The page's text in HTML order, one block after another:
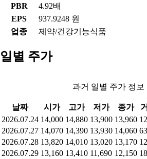
PBR
4.92배
EPS
937.9248 원
업종
제약/건강기능식품
일별 주가
과거 일별 주가 정보
날짜 시가 고가 저가 종가
2026.07.24 14,000 14,880 13,900 13,960
2026.07.27 14,070 14,390 13,930 14,060
2026.07.28 13,820 14,010 13,020 13,170
2026.07.29 13,160 13,410 11,690 12,150